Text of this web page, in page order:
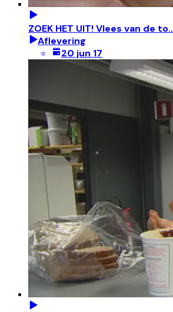
ZOEK HET UIT! Vlees van de
Aflevering
20 jun 17